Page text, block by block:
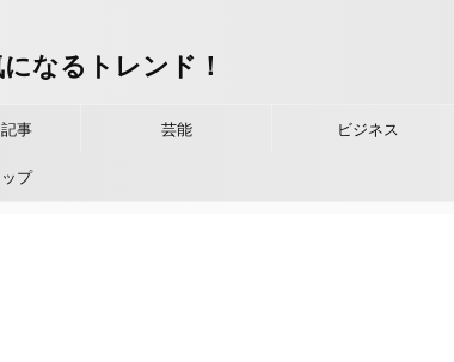
なるトレンド！
事 芸能 ビジネス
プ